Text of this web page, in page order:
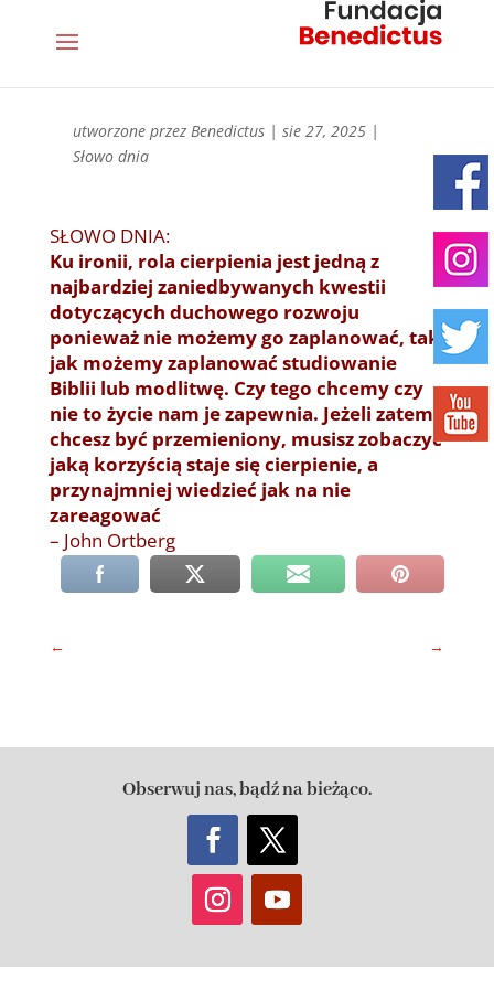
utworzone przez Benedictus| sie 27, 2025|
Słowo dnia
SŁOWO DNIA:
Ku ironii, rola cierpienia jest jedną z
najbardziej zaniedbywanych kwestii
dotyczących duchowego rozwoju
ponieważ nie możemy go zaplanować, tak
jak możemy zaplanować studiowanie
Biblii lub modlitwę. Czy tego chcemy czy
nie to życie nam je zapewnia. Jeżeli zatem
chcesz być przemieniony, musisz zobaczyć
jaką korzyścią staje się cierpienie, a
przynajmniej wiedzieć jak na nie
zareagować
– John Ortberg
← →
Obserwuj nas, bądź na bieżąco.